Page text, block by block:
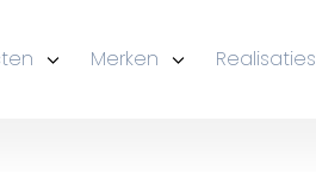
Merken Realisaties